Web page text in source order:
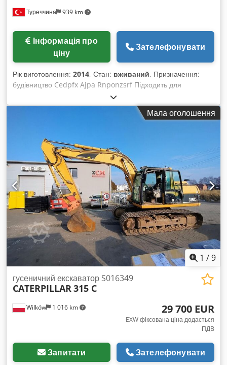
Туреччина 939 km
ціну
Зателефонувати
Рік виготовлення: 2014, Стан: вживаний, Призначення:
будівництво Cedpfx Ajpa Rnponzsrf Підходить для
використання з: фронтальним навантажувачем
Мала оголошення
1 /9
Wilków 1 016 km
гусеничний екскаватор S016349
CATERPILLAR315 C
29 700 EUR
EXW фіксована ціна додається
ПДВ
Запитати Зателефонувати